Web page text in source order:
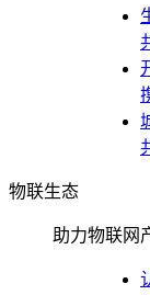
物联生态
助力物联网